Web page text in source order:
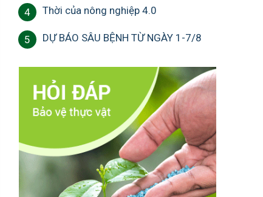
4 Thời của nông nghiệp 4.0
5 DỰ BÁO SÂU BỆNH TỪ NGÀY 1-7/8